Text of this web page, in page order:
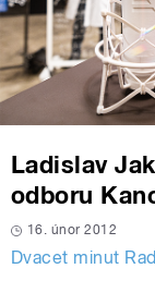
Ladislav
odboru
16. únor 2012
Dvacet minut